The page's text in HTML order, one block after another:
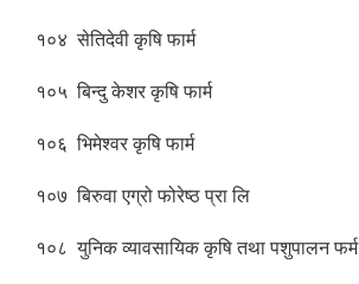
१०४ सेतिदेवी कृषि फार्म
१०५ बिन्दु केशर कृषि फार्म
१०६ भिमेश्वर कृषि फार्म
१०७ बिरुवा एग्रो फोरेष्ठ प्रा लि
१०८ युनिक व्यावसायिक कृषि तथा पशुपालन फर्म